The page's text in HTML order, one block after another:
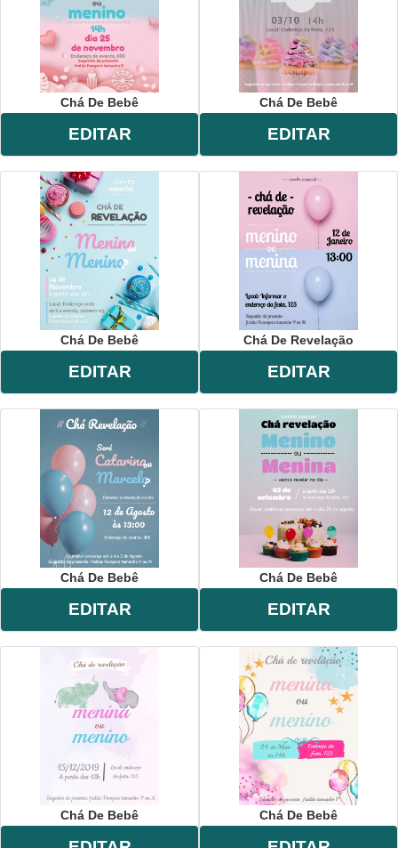
Chá De Bebê
EDITAR
Chá De Bebê
EDITAR
Chá De Bebê
EDITAR
Chá De Revelação
EDITAR
Chá De Bebê
EDITAR
Chá De Bebê
EDITAR
Chá De Bebê Chá De Bebê